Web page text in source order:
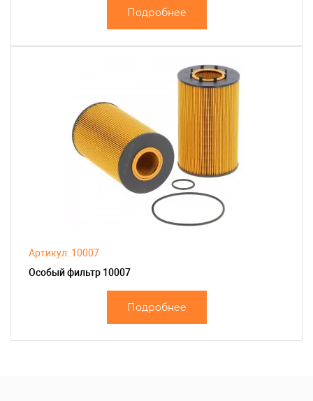
Подробнее
Артикул: 10007
Особый фильтр 10007
Подробнее